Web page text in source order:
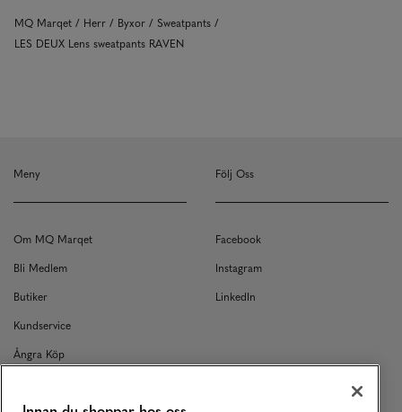
MQ Marqet Herr Byxor
Sweatpants
LES DEUX Lens sweatpants RAVEN
Meny
Om MQ Marqet
Bli Medlem
Butiker
Kundservice
Ångra Köp
Följ Oss
Facebook
Instagram
LinkedIn